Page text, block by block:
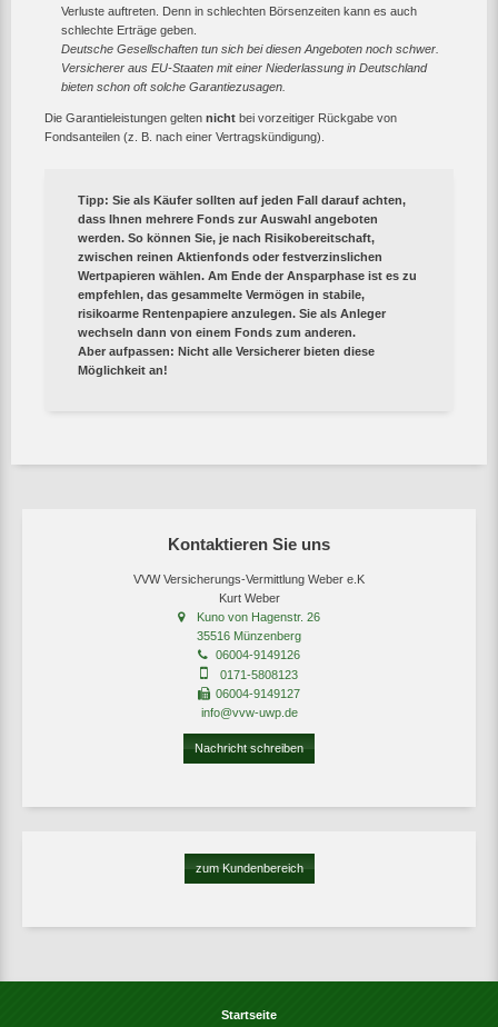
Kontaktieren Sie uns
VVW Versicherungs-Vermittlung Weber e.K
Kurt Weber
Kuno von Hagenstr. 26
35516 Münzenberg
06004-9149126
0171-5808123
06004-9149127
info@vvw-uwp.de
Nachricht schreiben
zum Kundenbereich
Verluste auftreten. Denn in schlechten Börsenzeiten kann es auch
schlechte Erträge geben.
Deutsche Gesellschaften tun sich bei diesen Angeboten noch schwer.
Versicherer aus EU-Staaten mit einer Niederlassung in Deutschland
bieten schon oft solche Garantiezusagen.
Die Garantieleistungen gelten nicht bei vorzeitiger Rückgabe von
Fondsanteilen (z. B. nach einer Vertragskündigung).
Tipp: Sie als Käufer sollten auf jeden Fall darauf achten,
dass Ihnen mehrere Fonds zur Auswahl angeboten
werden. So können Sie, je nach Risikobereitschaft,
zwischen reinen Aktienfonds oder festverzinslichen
Wertpapieren wählen. Am Ende der Ansparphase ist es zu
empfehlen, das gesammelte Vermögen in stabile,
risikoarme Rentenpapiere anzulegen. Sie als Anleger
wechseln dann von einem Fonds zum anderen.
Aber aufpassen: Nicht alle Versicherer bieten diese
Möglichkeit an!
Startseite